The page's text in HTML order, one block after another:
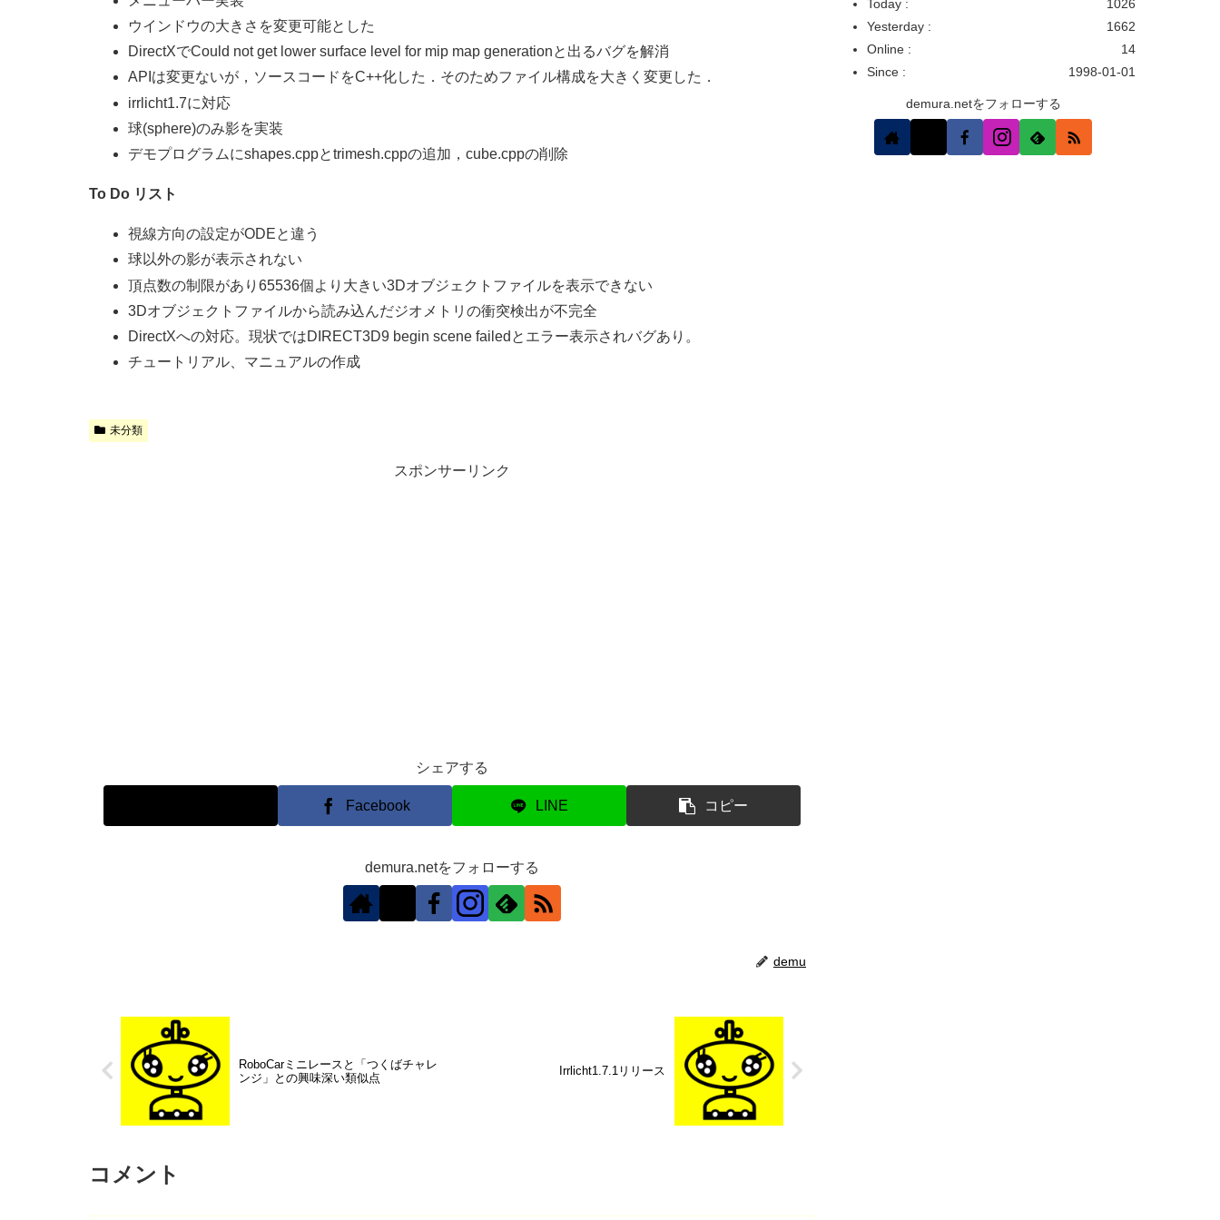
ウインドウの大きさを変更可能とした
DirectXでCould not get lower surface level for mip map generationと出るバグを解消
APIは変更ないが，ソースコードをC++化した．そのためファイル構成を大きく変更した．
irrlicht1.7に対応
球(sphere)のみ影を実装
デモプログラムにshapes.cppとtrimesh.cppの追加，cube.cppの削除
To Do リスト
視線方向の設定がODEと違う
球以外の影が表示されない
頂点数の制限があり65536個より大きい3Dオブジェクトファイルを表示できない
3Dオブジェクトファイルから読み込んだジオメトリの衝突検出が不完全
DirectXへの対応。現状ではDIRECT3D9 begin scene failedとエラー表示されバグあり。
チュートリアル、マニュアルの作成
未分類
スポンサーリンク
シェアする
Facebook LINE コピー
demura.netをフォローする
demu
RoboCarミニレースと「つくばチャレ
ンジ」との興味深い類似点
Irrlicht1.7.1リリース
コメント
1026
Today :
1662
Yesterday :
14
Online :
1998-01-01
Since :
demura.netをフォローする